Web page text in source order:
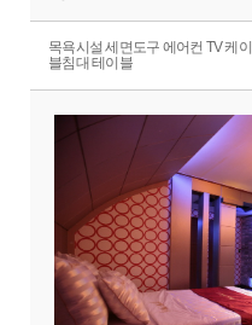
목욕시설 세면도구 에어컨 TV 케
블침대 테이블